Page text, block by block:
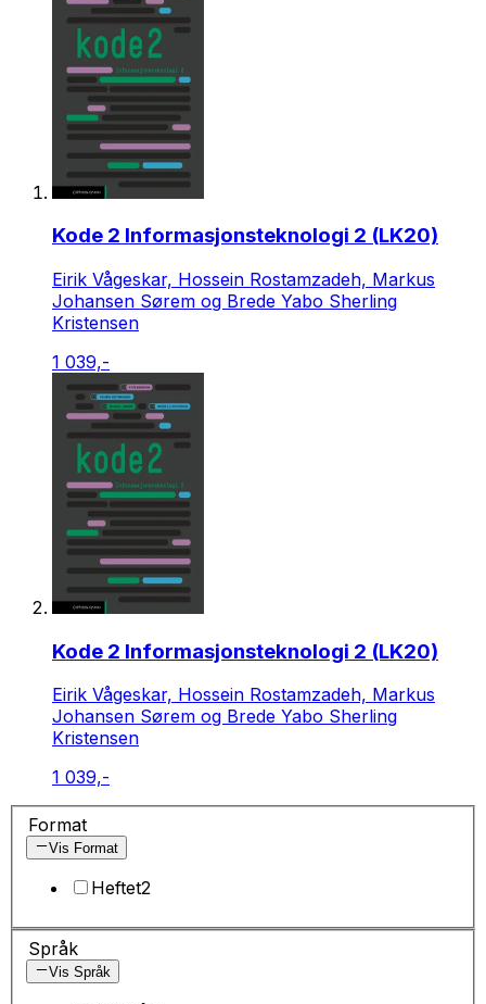
Kode 2 Informasjonsteknologi 2 (LK20)
Eirik Vågeskar, Hossein Rostamzadeh, Markus
Johansen Sørem og Brede Yabo Sherling
Kristensen
1 039,-
Kode 2 Informasjonsteknologi 2 (LK20)
Eirik Vågeskar, Hossein Rostamzadeh, Markus
Johansen Sørem og Brede Yabo Sherling
Kristensen
1 039,-
Format
Vis Format
Heftet2
Språk
Vis Språk